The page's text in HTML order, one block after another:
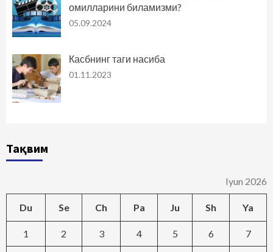
омилларини биламизми?
05.09.2024
Касбнинг таги насиба
01.11.2023
Тақвим
Iyun 2026
Du Se Ch Pa Ju Sh Ya
1 2 3 4 5 6 7